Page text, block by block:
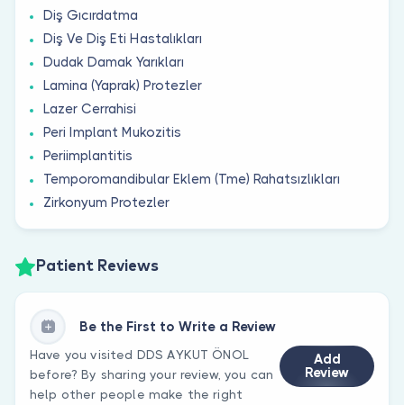
Diş Gıcırdatma
Diş Ve Diş Eti Hastalıkları
Dudak Damak Yarıkları
Lamina (Yaprak) Protezler
Lazer Cerrahisi
Peri Implant Mukozitis
Periimplantitis
Temporomandibular Eklem (Tme) Rahatsızlıkları
Zirkonyum Protezler
Patient Reviews
Be the First to Write a Review
Have you visited DDS AYKUT ÖNOL
before? By sharing your review, you can
help other people make the right
Add
Review